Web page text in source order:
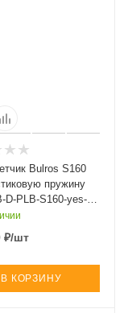
Bulros S160
пружину
D-PLB-S160-yes-
₽/шт
В КОРЗИНУ